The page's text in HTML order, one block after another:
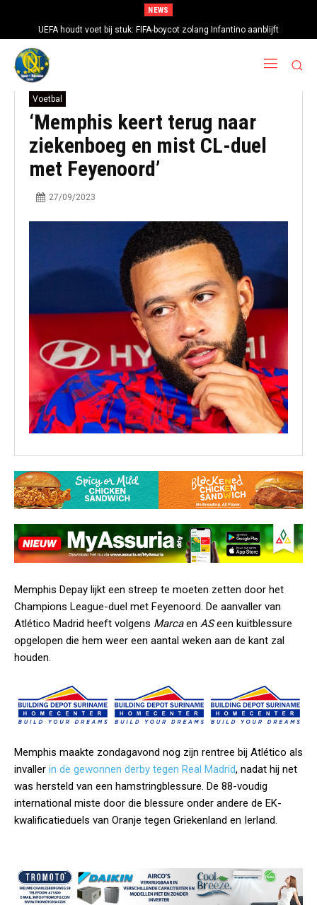
NEWS
UEFA houdt voet bij stuk: FIFA-boycot zolang Infantino aanblijft
Voetbal
‘Memphis keert terug naar
ziekenboeg en mist CL-duel
met Feyenoord’
27/09/2023
Memphis Depay lijkt een streep te moeten zetten door het
Champions League-duel met Feyenoord. De aanvaller van
Atlético Madrid heeft volgens Marcaen ASeen kuitblessure
opgelopen die hem weer een aantal weken aan de kant zal
houden.
Memphis maakte zondagavond nog zijn rentree bij Atlético als
invaller in de gewonnen derby tegen Real Madrid, nadat hij net
was hersteld van een hamstringblessure. De 88-voudig
international miste door die blessure onder andere de EK-
kwalificatieduels van Oranje tegen Griekenland en Ierland.